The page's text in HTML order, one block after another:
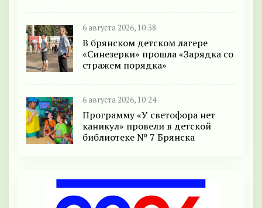
6 августа 2026, 10:38
В брянском детском лагере
«Синезерки» прошла «Зарядка со
стражем порядка»
6 августа 2026, 10:24
Программу «У светофора нет
каникул» провели в детской
библиотеке № 7 Брянска